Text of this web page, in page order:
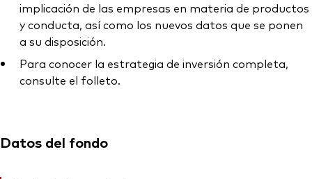
implicación de las empresas en materia de productos
y conducta, así como los nuevos datos que se ponen
a su disposición.
Para conocer la estrategia de inversión completa,
consulte el folleto.
Datos del fondo